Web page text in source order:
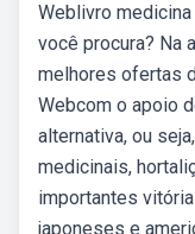
Weblivro
você procura? Na
melhores ofertas
Webcom o apoio
alternativa, ou
medicinais,
importantes
japoneses e